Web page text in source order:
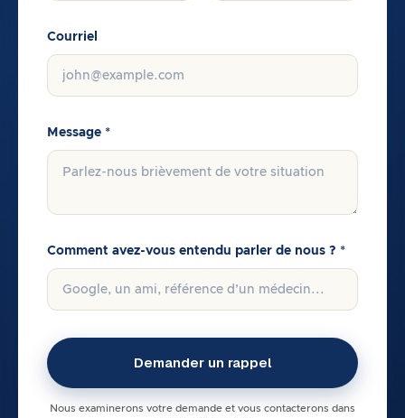
Courriel
Message *
Comment avez-vous entendu parler de nous ? *
Nous examinerons votre demande et vous contacterons dans